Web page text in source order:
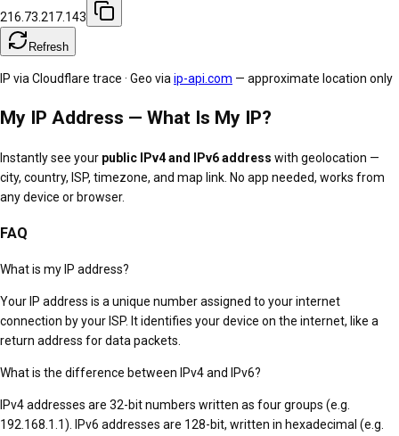
216.73.217.143
Refresh
IP via Cloudflare trace · Geo via ip-api.com — approximate location only
My IP Address — What Is My IP?
Instantly see your public IPv4 and IPv6 address with geolocation —
city, country, ISP, timezone, and map link. No app needed, works from
any device or browser.
FAQ
What is my IP address?
Your IP address is a unique number assigned to your internet
connection by your ISP. It identifies your device on the internet, like a
return address for data packets.
What is the difference between IPv4 and IPv6?
IPv4 addresses are 32-bit numbers written as four groups (e.g.
192.168.1.1). IPv6 addresses are 128-bit, written in hexadecimal (e.g.